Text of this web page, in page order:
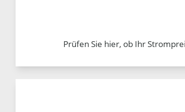
Prüfen Sie hier, ob Ihr